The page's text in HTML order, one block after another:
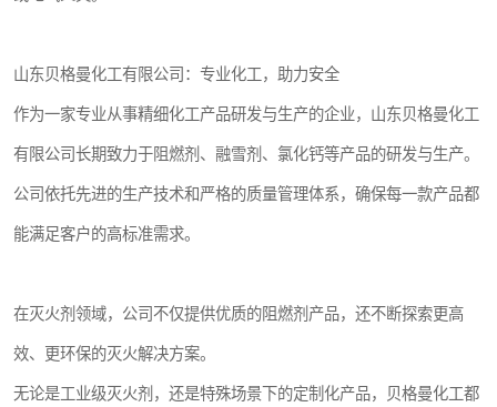
山东贝格曼化工有限公司：专业化工，助力安全
作为一家专业从事精细化工产品研发与生产的企业，山东贝格曼化工
有限公司长期致力于阻燃剂、融雪剂、氯化钙等产品的研发与生产。
公司依托先进的生产技术和严格的质量管理体系，确保每一款产品都
能满足客户的高标准需求。
在灭火剂领域，公司不仅提供优质的阻燃剂产品，还不断探索更高
效、更环保的灭火解决方案。
无论是工业级灭火剂，还是特殊场景下的定制化产品，贝格曼化工都